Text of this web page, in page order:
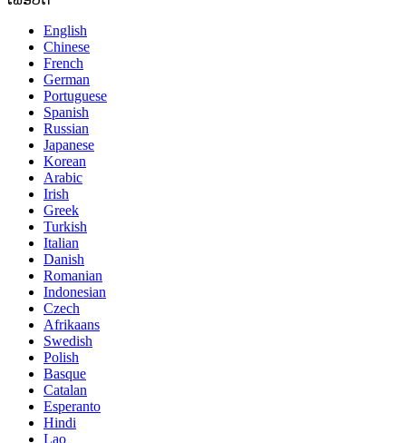
English
Chinese
French
German
Portuguese
Spanish
Russian
Japanese
Korean
Arabic
Irish
Greek
Turkish
Italian
Danish
Romanian
Indonesian
Czech
Afrikaans
Swedish
Polish
Basque
Catalan
Esperanto
Hindi
Lao